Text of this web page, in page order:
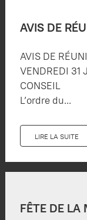
AVIS DE
AVIS DE
VENDREDI 31
CONSEIL
L’ordre du...
LIRE LA SUITE
FÊTE DE LA